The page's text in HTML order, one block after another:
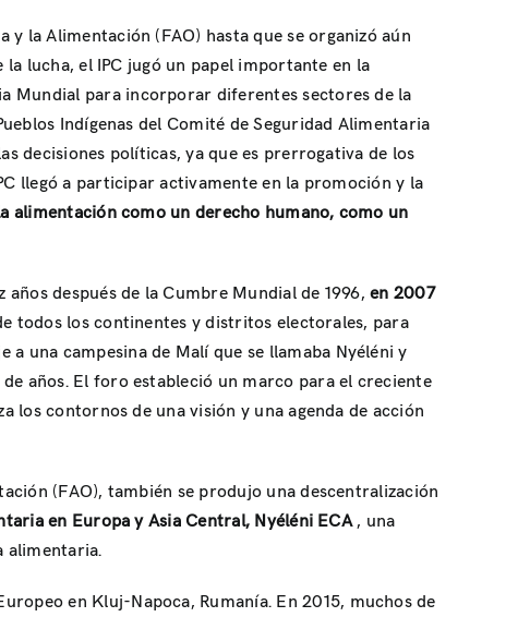
la Alimentación (FAO) hasta que se organizó aún
la lucha, el IPC jugó un papel importante en la
Mundial para incorporar diferentes sectores de la
Indígenas del Comité de Seguridad Alimentaria
decisiones políticas, ya que es prerrogativa de los
llegó a participar activamente en la promoción y la
alimentación como un derecho humano, como un
después de la Cumbre Mundial de 1996,en 2007
todos los continentes y distritos electorales, para
una campesina de Malí que se llamaba Nyéléni y
años. El foro estableció un marco para el creciente
los contornos de una visión y una agenda de acción
(FAO), también se produjo una descentralización
en Europa y Asia Central, Nyéléni ECA , una
alimentaria.
en Kluj-Napoca, Rumanía. En 2015, muchos de